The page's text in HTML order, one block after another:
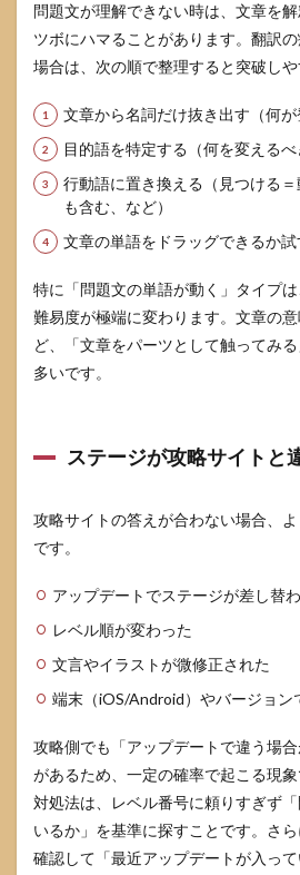
問題文が理解できない時は、文章を
ツボにハマることがあります。翻訳
場合は、次の順で整理すると突破しや
文章から名詞だけ抜き出す（何が
目的語を特定する（何を変えるべ
行動語に置き換える（見つける
も含む、など）
文章の単語をドラッグできるか試
特に「問題文の単語が動く」タイプ
難易度が極端に変わります。文章の
ど、「文章をパーツとして触ってみ
多いです。
ステージが攻略サイトと
攻略サイトの答えが合わない場合、
です。
アップデートでステージが差し替
レベル順が変わった
文言やイラストが微修正された
端末（iOS/Android）やバージョン
攻略側でも「アップデートで違う場
があるため、一定の確率で起こる現象
対処法は、レベル番号に頼りすぎず
いるか」を基準に探すことです。さ
確認して「最近アップデートが入っ